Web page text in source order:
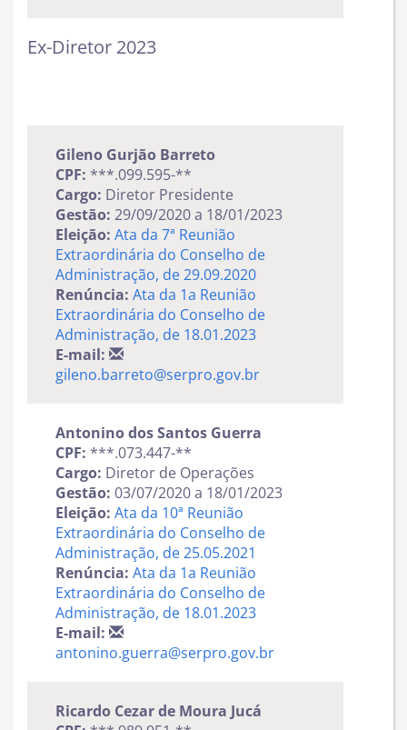
Ex-Diretor 2023
Gileno Gurjão Barreto
CPF: ***.099.595-**
Cargo: Diretor Presidente
Gestão: 29/09/2020 a 18/01/2023
Eleição: Ata da 7ª Reunião
Extraordinária do Conselho de
Administração, de 29.09.2020
Renúncia: Ata da 1a Reunião
Extraordinária do Conselho de
Administração, de 18.01.2023
E-mail:
gileno.barreto@serpro.gov.br
Antonino dos Santos Guerra
CPF: ***.073.447-**
Cargo: Diretor de Operações
Gestão: 03/07/2020 a 18/01/2023
Eleição: Ata da 10ª Reunião
Extraordinária do Conselho de
Administração, de 25.05.2021
Renúncia: Ata da 1a Reunião
Extraordinária do Conselho de
Administração, de 18.01.2023
E-mail:
antonino.guerra@serpro.gov.br
Ricardo Cezar de Moura Jucá